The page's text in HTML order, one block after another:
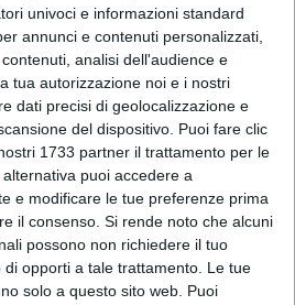
univoci e informazioni standard
annunci e contenuti personalizzati,
analisi dell'audience e
tua autorizzazione noi e i nostri
dati precisi di geolocalizzazione e
del dispositivo. Puoi fare clic
1733 partner il trattamento per le
puoi accedere a
e modificare le tue preferenze prima
il consenso. Si rende noto che alcuni
possono non richiedere il tuo
opporti a tale trattamento. Le tue
solo a questo sito web. Puoi
specifica che è assolutamente
fuochi che accompagna
al santo protettore dei
con festa del papà.
per evitare
quindi, il contagio da virus
creare situazioni di pericolo in un
dei vigili del fuoco e del personale
attività ben più importanti per la
da Palazzo di Città.